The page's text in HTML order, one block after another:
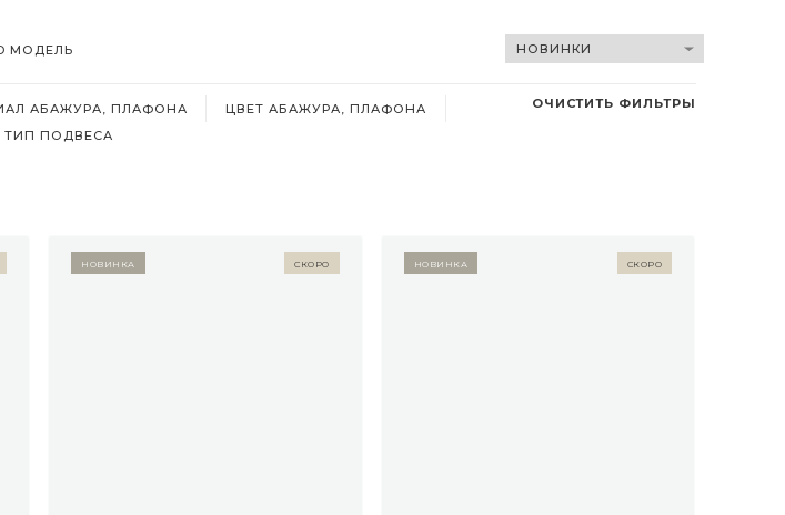
МОДЕЛЬ
АБАЖУРА, ПЛАФОНА
ЦВЕТ АБАЖУРА, ПЛАФОНА
ТИП ПОДВЕСА
ОЧИСТИТЬ ФИЛЬТРЫ
Новинка Скоро Новинка Скоро